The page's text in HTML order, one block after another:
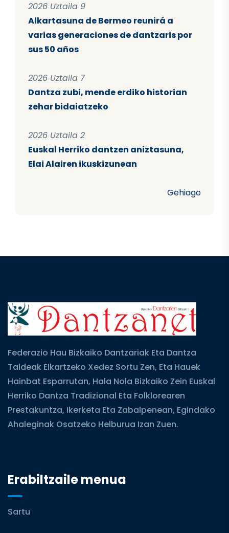
2026 Uztaila 9
Alkartasuna de Bermeo reunirá a
varias generaciones de dantzaris por
sus 50 años
2026 Uztaila 7
Dantza zubi, mende erdiko historian
zehar bidaiatzeko
2026 Uztaila 2
Euskal Herriko dantzen aniztasuna,
Elai Alairen ikuskizunean
Gehiago
Federazio Hau Bizkaiko Dantzariak Eta Dantza
Taldeak Elkartzeko Xedez Sortu Zen, Eta Hauek
Hainbat Esparrutan, Hala Nola Bizkaiko Zein Euskal
Herriko Dantza Tradizional Eta Folklorearen
Prestakuntza, Ikerketa Eta Zabalpenean, Egindako
Ahaleginak Osatzeko Helburua Izan Zuen.
Erabiltzaile menua
Sartu